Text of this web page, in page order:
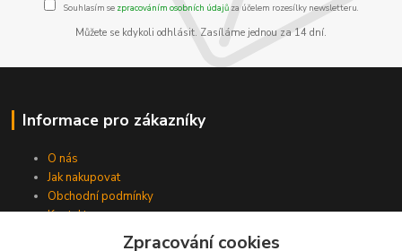
Souhlasím se zpracováním osobních údajůza účelem rozesílky newsletteru.
Můžete se kdykoli odhlásit. Zasíláme jednou za 14 dní.
Informace pro zákazníky
O nás
Jak nakupovat
Obchodní podmínky
Kontakty
Zpracování cookies